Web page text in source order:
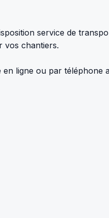
service de
vos chantiers.
ligne ou par téléphone